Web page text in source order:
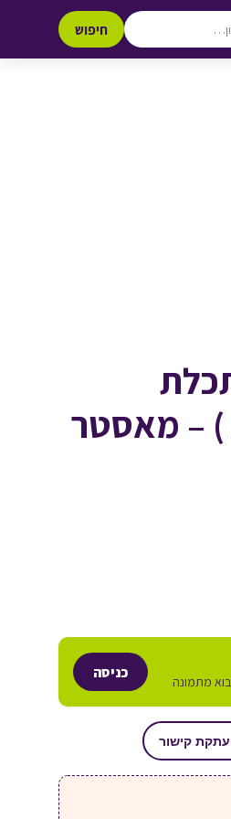
חיפוש
) – מאסטר
מתמונה
כניסה
קישור